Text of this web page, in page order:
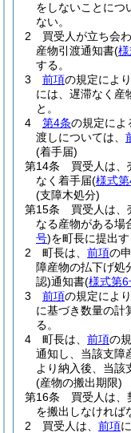
をしないことにつ
ない。
2
買受人が立ち会
産物引渡通知書(
する。
3
前項の規定によ
には、遅滞なく産
と。
4
第4条の規定によ
渡しについては、
(着手届)
第14条
買受人は、
なく着手届(様式
(支障木処分)
第15条
買受人は、
なる産物がある場
号)を町長に提出す
2
町長は、 前項の
障産物の払下げ処
認)通知書(様式第6
3
前項の規定によ
に基づき数量の計
る。
4
町長は、 前項の
通知し、当該支障
より納入後、当該
(産物の搬出期限)
第16条
買受人は、
を搬出しなければ
2
買受人は、 前項